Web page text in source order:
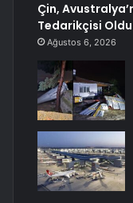
Çin,
Tedarikçisi Oldu
Ağustos 6, 2026